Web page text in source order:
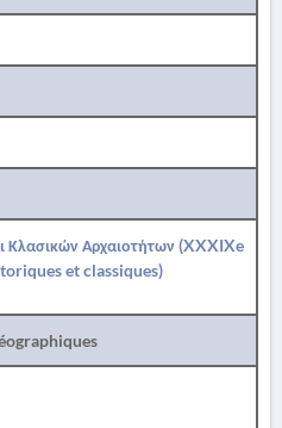
Κλασικών Αρχαιοτήτων (XXXIXe
et classiques)